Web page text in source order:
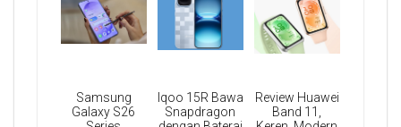
Samsung
Galaxy S26
Iqoo 15R Bawa
Snapdragon
Review Huawei
Band 11,